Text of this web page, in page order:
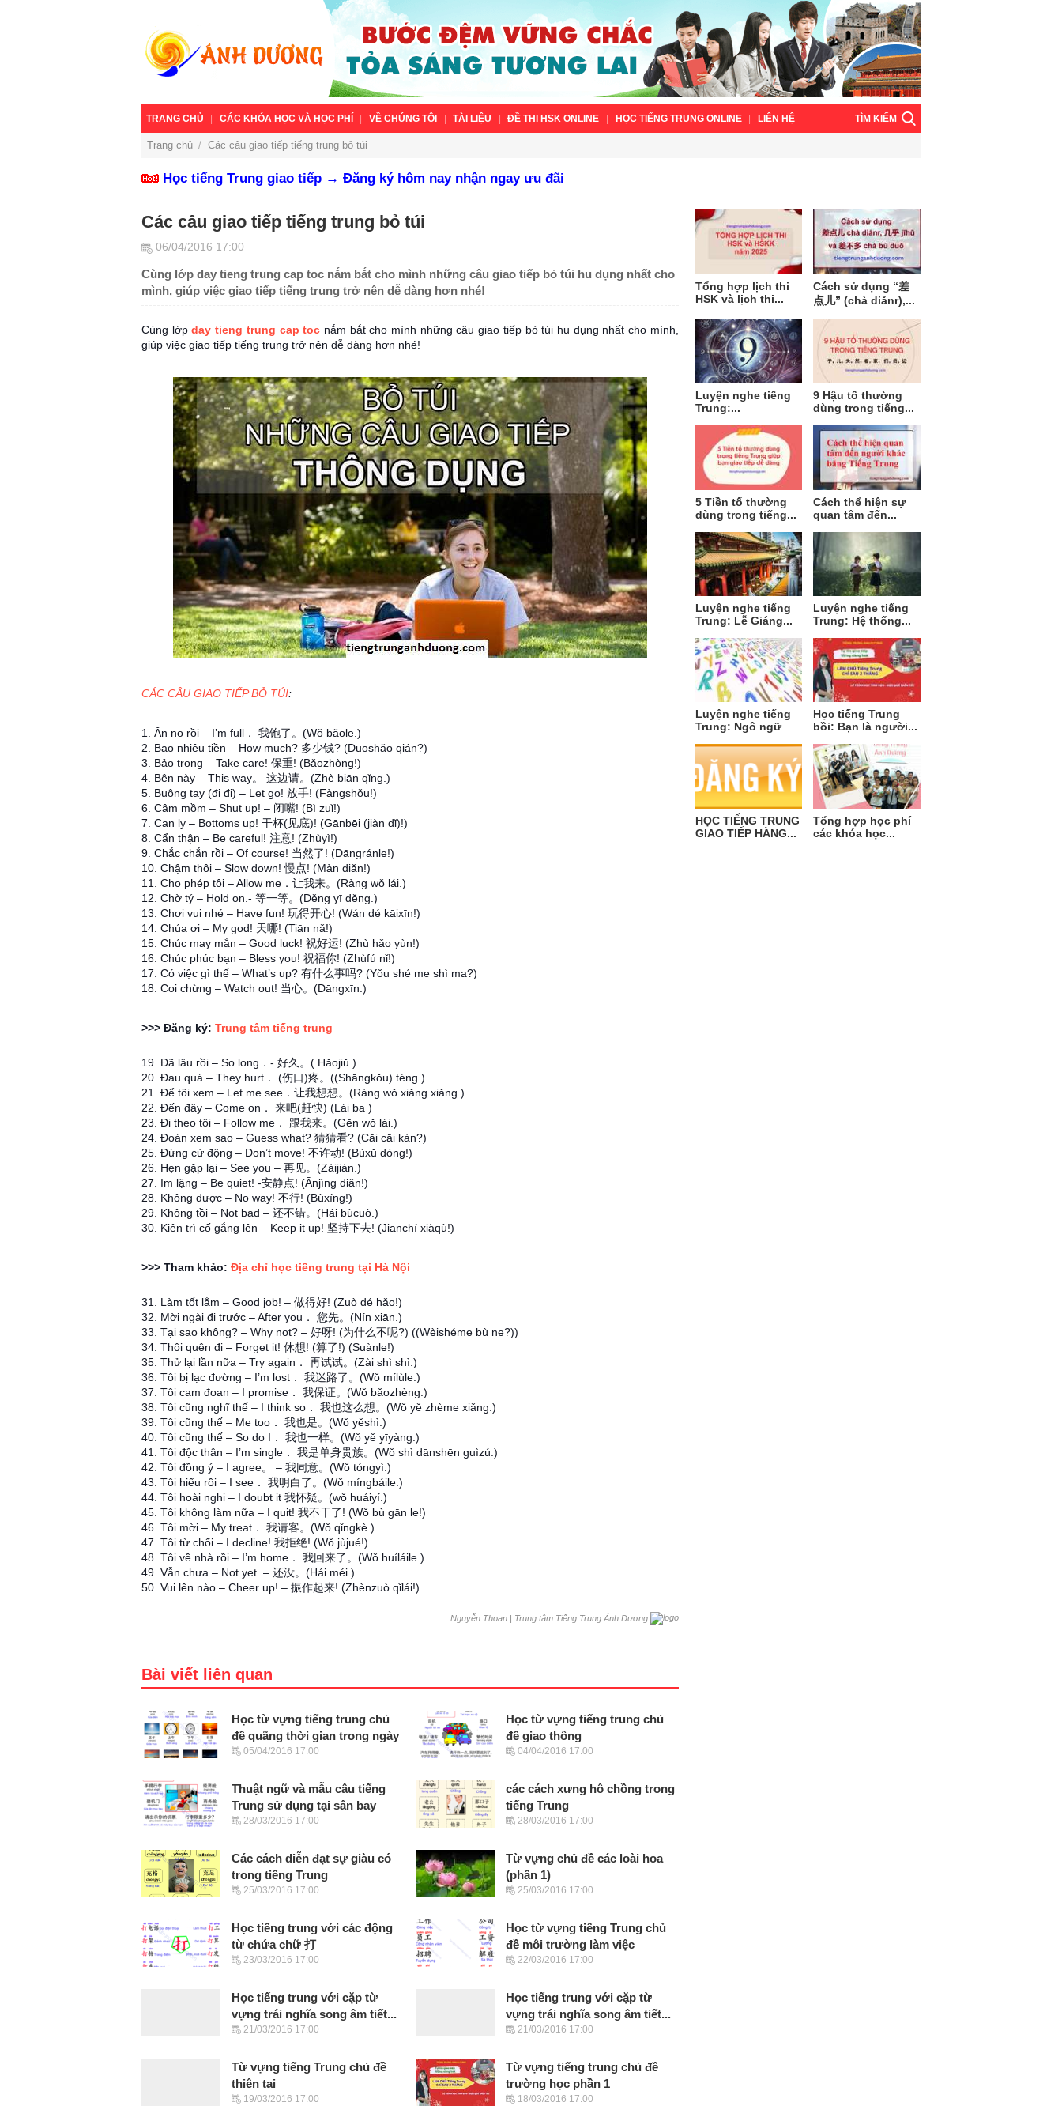
TRANG CHỦ CÁC KHÓA HỌC VÀ HỌC PHÍ VỀ CHÚNG TÔI TÀI LIỆU ĐỀ THI HSK ONLINE HỌC TIẾNG TRUNG ONLINE LIÊN HỆ TÌM KIẾM
Trang chủ / Các câu giao tiếp tiếng trung bỏ túi
Học tiếng Trung giao tiếp → Đăng ký hôm nay nhận ngay ưu đãi
Các câu giao tiếp tiếng trung bỏ túi
06/04/2016 17:00
Cùng lớp day tieng trung cap toc nắm bắt cho mình những câu giao tiếp bỏ túi hu dụng nhất cho
mình, giúp việc giao tiếp tiếng trung trở nên dễ dàng hơn nhé!
Cùng lớpday tieng trung cap toc nắm bắt cho mình những câu giao tiếp bỏ túi hu dụng nhất cho mình,
giúp việc giao tiếp tiếng trung trở nên dễ dàng hơn nhé!
CÁC CÂU GIAO TIẾP BỎ TÚI:
1. Ăn no rồi – I’m full． 我饱了。(Wǒ bǎole.)
2. Bao nhiêu tiền – How much? 多少钱? (Duōshǎo qián?)
3. Bảo trọng – Take care! 保重! (Bǎozhòng!)
4. Bên này – This way。 这边请。(Zhè biān qǐng.)
5. Buông tay (đi đi) – Let go! 放手! (Fàngshǒu!)
6. Câm mồm – Shut up! – 闭嘴! (Bì zuǐ!)
7. Cạn ly – Bottoms up! 干杯(见底)! (Gānbēi (jiàn dǐ)!)
8. Cẩn thận – Be careful! 注意! (Zhùyì!)
9. Chắc chắn rồi – Of course! 当然了! (Dāngránle!)
10. Chậm thôi – Slow down! 慢点! (Màn diǎn!)
11. Cho phép tôi – Allow me．让我来。(Ràng wǒ lái.)
12. Chờ tý – Hold on.- 等一等。(Děng yī děng.)
13. Chơi vui nhé – Have fun! 玩得开心! (Wán dé kāixīn!)
14. Chúa ơi – My god! 天哪! (Tiān nǎ!)
15. Chúc may mắn – Good luck! 祝好运! (Zhù hǎo yùn!)
16. Chúc phúc bạn – Bless you! 祝福你! (Zhùfú nǐ!)
17. Có việc gì thế – What’s up? 有什么事吗? (Yǒu shé me shì ma?)
18. Coi chừng – Watch out! 当心。(Dāngxīn.)
>>> Đăng ký: Trung tâm tiếng trung
19. Đã lâu rồi – So long．- 好久。( Hǎojiǔ.)
20. Đau quá – They hurt． (伤口)疼。((Shāngkǒu) téng.)
21. Để tôi xem – Let me see．让我想想。(Ràng wǒ xiǎng xiǎng.)
22. Đến đây – Come on． 来吧(赶快) (Lái ba )
23. Đi theo tôi – Follow me． 跟我来。(Gēn wǒ lái.)
24. Đoán xem sao – Guess what? 猜猜看? (Cāi cāi kàn?)
25. Đừng cử động – Don’t move! 不许动! (Bùxǔ dòng!)
26. Hẹn gặp lại – See you – 再见。(Zàijiàn.)
27. Im lặng – Be quiet! -安静点! (Ānjìng diǎn!)
28. Không được – No way! 不行! (Bùxíng!)
29. Không tồi – Not bad – 还不错。(Hái bùcuò.)
30. Kiên trì cố gắng lên – Keep it up! 坚持下去! (Jiānchí xiàqù!)
>>> Tham khảo: Địa chỉ học tiếng trung tại Hà Nội
31. Làm tốt lắm – Good job! – 做得好! (Zuò dé hǎo!)
32. Mời ngài đi trước – After you． 您先。(Nín xiān.)
33. Tại sao không? – Why not? – 好呀! (为什么不呢?) ((Wèishéme bù ne?))
34. Thôi quên đi – Forget it! 休想! (算了!) (Suànle!)
35. Thử lại lần nữa – Try again． 再试试。(Zài shì shì.)
36. Tôi bị lạc đường – I’m lost． 我迷路了。(Wǒ mílùle.)
37. Tôi cam đoan – I promise． 我保证。(Wǒ bǎozhèng.)
38. Tôi cũng nghĩ thế – I think so． 我也这么想。(Wǒ yě zhème xiǎng.)
39. Tôi cũng thế – Me too． 我也是。(Wǒ yěshì.)
40. Tôi cũng thế – So do I． 我也一样。(Wǒ yě yīyàng.)
41. Tôi độc thân – I’m single． 我是单身贵族。(Wǒ shì dānshēn guìzú.)
42. Tôi đồng ý – I agree。 – 我同意。(Wǒ tóngyì.)
43. Tôi hiểu rồi – I see． 我明白了。(Wǒ míngbáile.)
44. Tôi hoài nghi – I doubt it 我怀疑。(wǒ huáiyí.)
45. Tôi không làm nữa – I quit! 我不干了! (Wǒ bù gān le!)
46. Tôi mời – My treat． 我请客。(Wǒ qǐngkè.)
47. Tôi từ chối – I decline! 我拒绝! (Wǒ jùjué!)
48. Tôi về nhà rồi – I’m home． 我回来了。(Wǒ huíláile.)
49. Vẫn chưa – Not yet. – 还没。(Hái méi.)
50. Vui lên nào – Cheer up! – 振作起来! (Zhènzuò qǐlái!)
Nguyễn Thoan | Trung tâm Tiếng Trung Ánh Dương
Bài viết liên quan
Học từ vựng tiếng trung chủ
đề quãng thời gian trong ngày
05/04/2016 17:00
Học từ vựng tiếng trung chủ
đề giao thông
04/04/2016 17:00
Thuật ngữ và mẫu câu tiếng
Trung sử dụng tại sân bay
28/03/2016 17:00
các cách xưng hô chồng trong
tiếng Trung
28/03/2016 17:00
Các cách diễn đạt sự giàu có
trong tiếng Trung
25/03/2016 17:00
Từ vựng chủ đề các loài hoa
(phần 1)
25/03/2016 17:00
Học tiếng trung với các động
từ chứa chữ 打
23/03/2016 17:00
Học từ vựng tiếng Trung chủ
đề môi trường làm việc
22/03/2016 17:00
Học tiếng trung với cặp từ
vựng trái nghĩa song âm tiết...
21/03/2016 17:00
Học tiếng trung với cặp từ
vựng trái nghĩa song âm tiết...
21/03/2016 17:00
Từ vựng tiếng Trung chủ đề
thiên tai
19/03/2016 17:00
Từ vựng tiếng trung chủ đề
trường học phần 1
18/03/2016 17:00
Tổng hợp lịch thi
HSK và lịch thi...
Cách sử dụng “差
点儿” (chà diǎnr),...
Luyện nghe tiếng
Trung:...
9 Hậu tố thường
dùng trong tiếng...
5 Tiền tố thường
dùng trong tiếng...
Cách thể hiện sự
quan tâm đến...
Luyện nghe tiếng
Trung: Lễ Giáng...
Luyện nghe tiếng
Trung: Hệ thống...
Luyện nghe tiếng
Trung: Ngô ngữ
Học tiếng Trung
bồi: Bạn là người...
HỌC TIẾNG TRUNG
GIAO TIẾP HÀNG...
Tổng hợp học phí
các khóa học...